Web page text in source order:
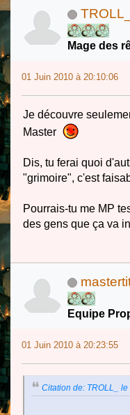
TROLL_
Mage des
01 Juin 2010 à 20:10:06
Je découvre
Master
Dis, tu ferai quoi
"grimoire", c'est
Pourrais-tu me MP
des gens que ça va
Equipe
01 Juin 2010 à 20:23:55
Citation de: TROLL_